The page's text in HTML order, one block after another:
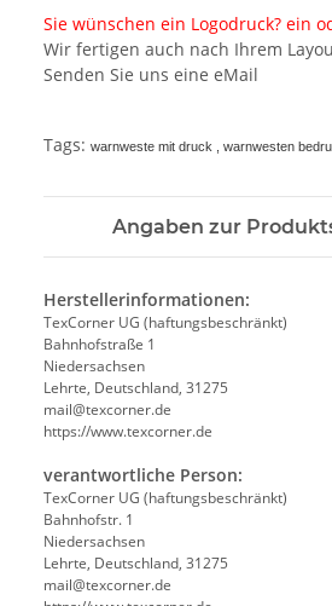
Sie wünschen ein Logodruck? ein
Wir fertigen auch nach Ihrem
Senden Sie uns eine eMail
Tags: warnweste mit druck , warnwesten
Angaben zur
Herstellerinformationen:
TexCorner UG (haftungsbeschränkt)
Bahnhofstraße 1
Niedersachsen
Lehrte, Deutschland, 31275
mail@texcorner.de
https://www.texcorner.de
verantwortliche Person:
TexCorner UG (haftungsbeschränkt)
Bahnhofstr. 1
Niedersachsen
Lehrte, Deutschland, 31275
mail@texcorner.de